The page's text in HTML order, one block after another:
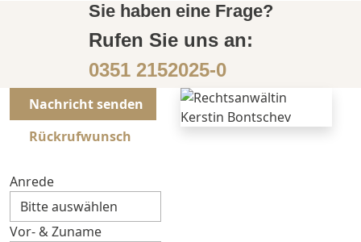
Sie haben eine Frage?
Rufen Sie uns an:
0351 2152025-0
Nachricht senden
Rückrufwunsch
Anrede
Vor- & Zuname